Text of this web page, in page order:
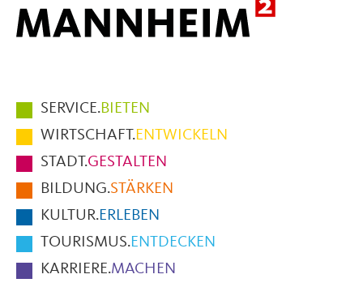
Hauptmenüpunkte
im
Fußbereich
der
Seite
SERVICE.BIETEN
WIRTSCHAFT.ENTWICKELN
STADT.GESTALTEN
BILDUNG.STÄRKEN
KULTUR.ERLEBEN
TOURISMUS.ENTDECKEN
KARRIERE.MACHEN